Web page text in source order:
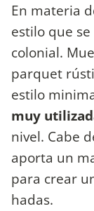
En materia
estilo que
colonial.
parquet
estilo
muy
nivel. Cabe
aporta un
para crear
hadas.